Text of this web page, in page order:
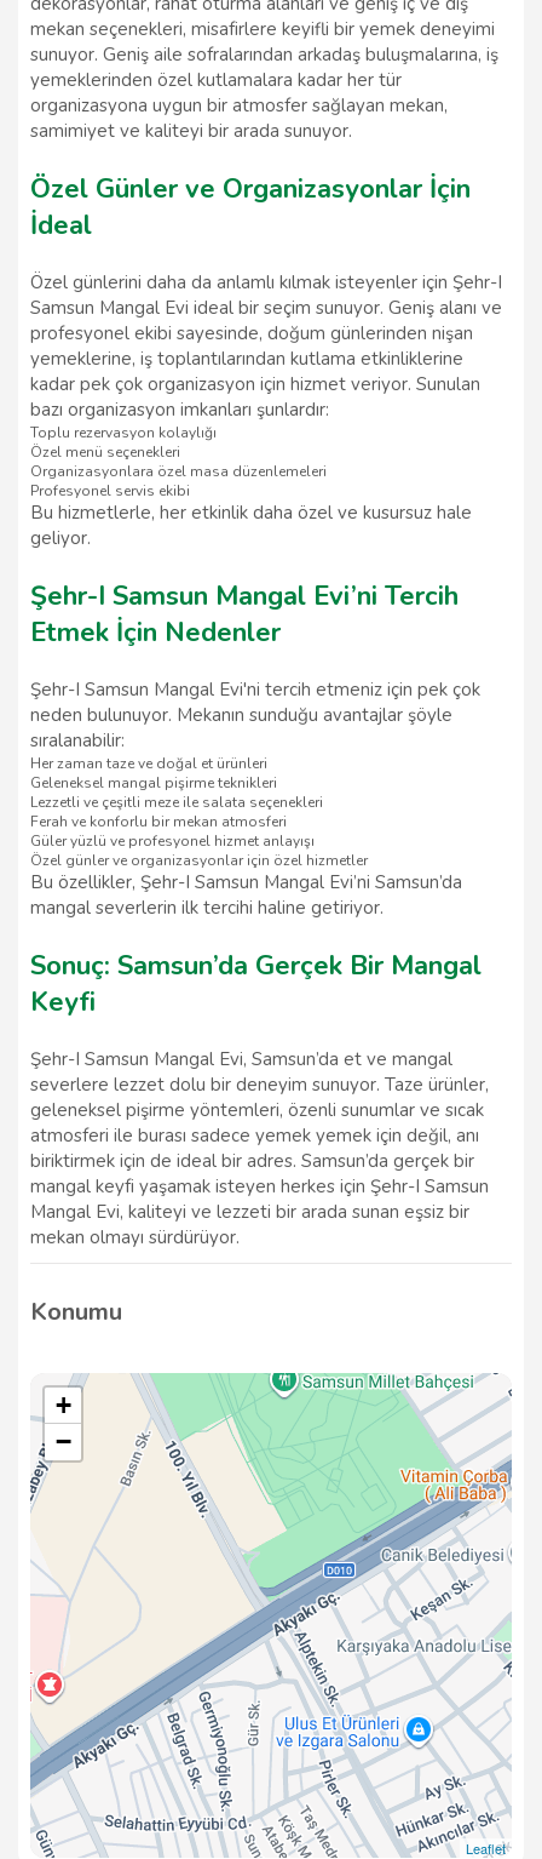
mekan seçenekleri, misafirlere keyifli bir yemek deneyimi
sunuyor. Geniş aile sofralarından arkadaş buluşmalarına, iş
yemeklerinden özel kutlamalara kadar her tür
organizasyona uygun bir atmosfer sağlayan mekan,
samimiyet ve kaliteyi bir arada sunuyor.
Özel Günler ve Organizasyonlar İçin
İdeal
Özel günlerini daha da anlamlı kılmak isteyenler için Şehr-I
Samsun Mangal Evi ideal bir seçim sunuyor. Geniş alanı ve
profesyonel ekibi sayesinde, doğum günlerinden nişan
yemeklerine, iş toplantılarından kutlama etkinliklerine
kadar pek çok organizasyon için hizmet veriyor. Sunulan
bazı organizasyon imkanları şunlardır:
Toplu rezervasyon kolaylığı
Özel menü seçenekleri
Organizasyonlara özel masa düzenlemeleri
Profesyonel servis ekibi
Bu hizmetlerle, her etkinlik daha özel ve kusursuz hale
geliyor.
Şehr-I Samsun Mangal Evi’ni Tercih
Etmek İçin Nedenler
Şehr-I Samsun Mangal Evi'ni tercih etmeniz için pek çok
neden bulunuyor. Mekanın sunduğu avantajlar şöyle
sıralanabilir:
Her zaman taze ve doğal et ürünleri
Geleneksel mangal pişirme teknikleri
Lezzetli ve çeşitli meze ile salata seçenekleri
Ferah ve konforlu bir mekan atmosferi
Güler yüzlü ve profesyonel hizmet anlayışı
Özel günler ve organizasyonlar için özel hizmetler
Bu özellikler, Şehr-I Samsun Mangal Evi’ni Samsun’da
mangal severlerin ilk tercihi haline getiriyor.
Sonuç: Samsun’da Gerçek Bir Mangal
Keyfi
Şehr-I Samsun Mangal Evi, Samsun’da et ve mangal
severlere lezzet dolu bir deneyim sunuyor. Taze ürünler,
geleneksel pişirme yöntemleri, özenli sunumlar ve sıcak
atmosferi ile burası sadece yemek yemek için değil, anı
biriktirmek için de ideal bir adres. Samsun’da gerçek bir
mangal keyfi yaşamak isteyen herkes için Şehr-I Samsun
Mangal Evi, kaliteyi ve lezzeti bir arada sunan eşsiz bir
mekan olmayı sürdürüyor.
Konumu
+
−
Leaflet